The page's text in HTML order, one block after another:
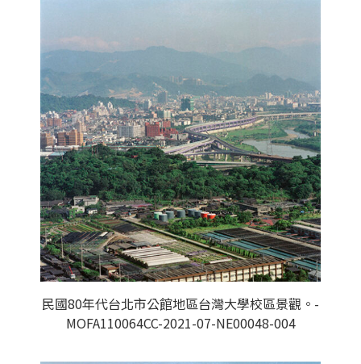
民國80年代台北市公館地區台灣大學校區景觀。-
MOFA110064CC-2021-07-NE00048-004